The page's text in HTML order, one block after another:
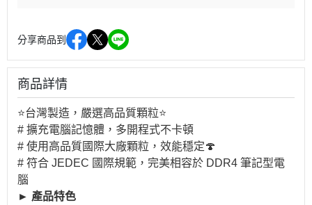
分享商品到
商品詳情
⭐️台灣製造，嚴選高品質顆粒⭐️
# 擴充電腦記憶體，多開程式不卡頓
# 使用高品質國際大廠顆粒，效能穩定🍄
# 符合 JEDEC 國際規範，完美相容於 DDR4 筆記型電
腦
► 產品特色